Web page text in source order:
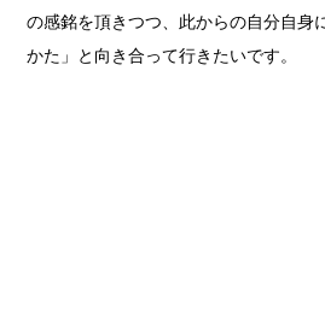
の感銘を頂きつつ、此からの自分自身
かた」と向き合って行きたいです。